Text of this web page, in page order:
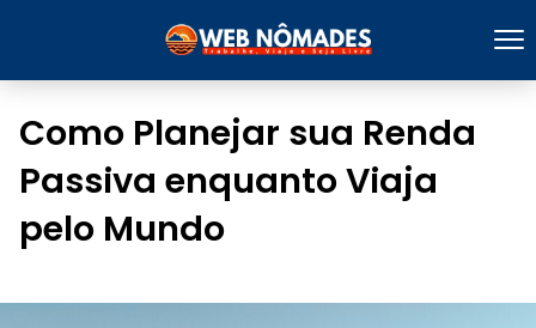
Como Planejar sua Renda
Passiva enquanto Viaja
pelo Mundo